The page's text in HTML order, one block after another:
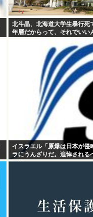
北斗晶、北海道大学生暴行死
年層だからって、それでいい
イスラエル「原爆は日本が侵
ラにうんざりだ。追悼される
や韓国の人々。